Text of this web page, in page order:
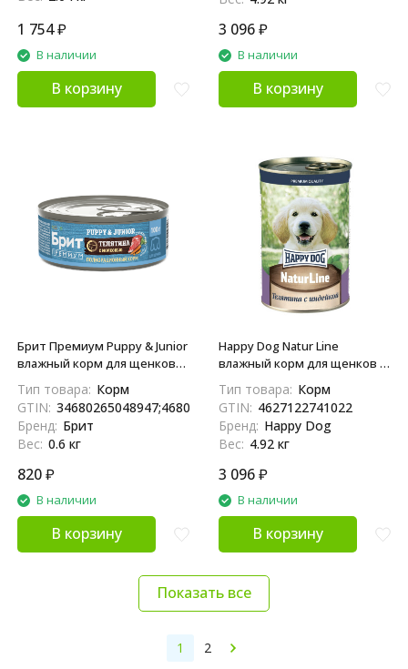
1 754₽
В наличии
В корзину
3 096₽
В наличии
В корзину
Брит Премиум Puppy & Junior
влажный корм для щенков
морковью, в консервах - 100
г х 6 шт
Тип товара: Корм
GTIN: 34680265048947;4680265048946
Бренд: Брит
Вес: 0.6 кг
820₽
В наличии
В корзину
Happy Dog Natur Line
влажный корм для щенков с
х 12 шт
Тип товара: Корм
GTIN: 4627122741022
Бренд: Happy Dog
Вес: 4.92 кг
3 096₽
В наличии
В корзину
Показать все
1 2